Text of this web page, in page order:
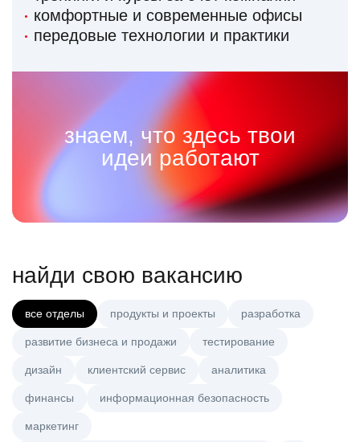
комфортные и современные офисы
передовые технологии и практики
знаем, что здесь твои
идеи работают
найди свою вакансию
все отделы продукты и проекты разработка
развитие бизнеса и продажи тестирование
дизайн клиентский сервис аналитика
финансы информационная безопасность
маркетинг